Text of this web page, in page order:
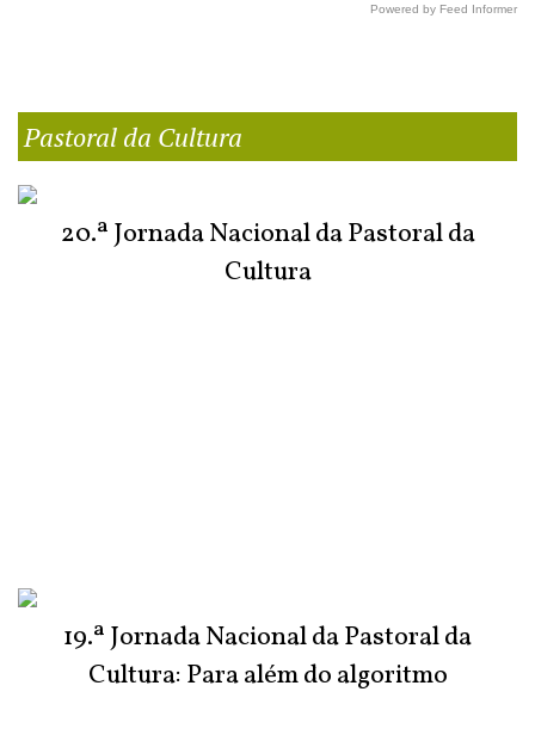
Powered by Feed Informer
Pastoral da Cultura
20.ª Jornada Nacional da Pastoral da
Cultura
19.ª Jornada Nacional da Pastoral da
Cultura: Para além do algoritmo